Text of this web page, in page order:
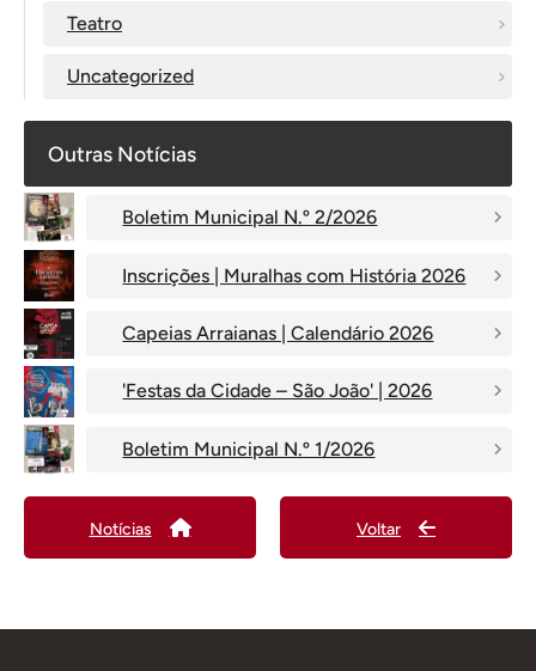
Teatro
Uncategorized
Outras Notícias
Boletim Municipal N.º 2/2026
Inscrições | Muralhas com História 2026
Capeias Arraianas | Calendário 2026
'Festas da Cidade – São João' | 2026
Boletim Municipal N.º 1/2026
Notícias Voltar